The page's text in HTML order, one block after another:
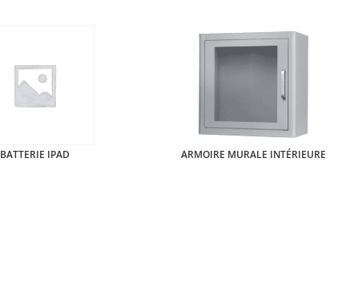
BATTERIE IPAD ARMOIRE MURALE INTÉRIEURE